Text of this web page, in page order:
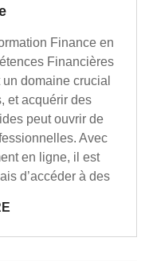
Finance en
Financières
domaine crucial
et acquérir des
peut ouvrir de
Avec
en ligne, il est
d’accéder à des